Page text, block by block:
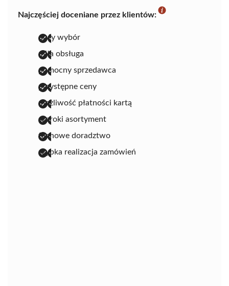
Najczęściej doceniane przez klientów:
duży wybór
miła obsługa
pomocny sprzedawca
przystępne ceny
możliwość płatności kartą
szeroki asortyment
fachowe doradztwo
szybka realizacja zamówień